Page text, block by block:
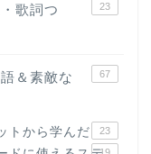
歌詞つ
23
＆素敵な
67
トから学んだ 23